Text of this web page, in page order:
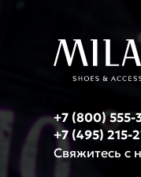
+7 (800) 555-
+7 (495) 215-
Свяжитесь с